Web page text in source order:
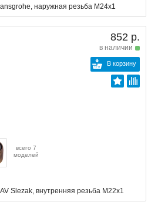
наружная резьба М24х1
852 р.
в наличии
В корзину
всего 7
моделей
Slezak, внутренняя резьба M22x1